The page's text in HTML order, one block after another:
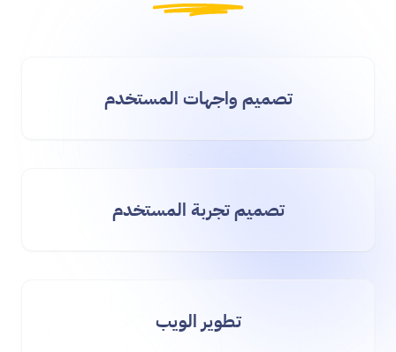
تصميم واجهات المستخدم
تصميم تجربة المستخدم
تطوير الويب